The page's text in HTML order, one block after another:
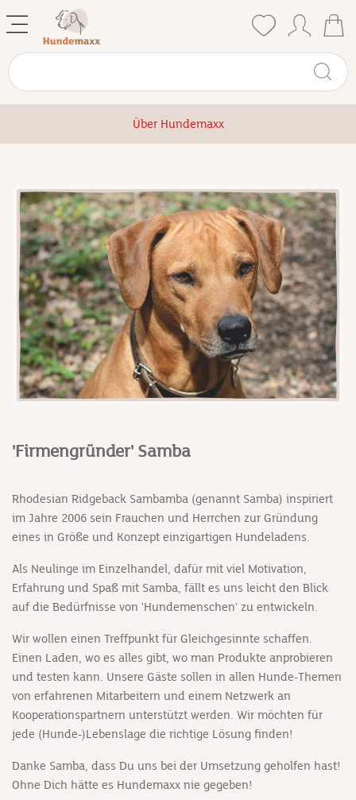
Über Hundemaxx
'Firmengründer' Samba
Rhodesian Ridgeback Sambamba (genannt Samba) inspiriert
im Jahre 2006 sein Frauchen und Herrchen zur Gründung
eines in Größe und Konzept einzigartigen Hundeladens.
Als Neulinge im Einzelhandel, dafür mit viel Motivation,
Erfahrung und Spaß mit Samba, fällt es uns leicht den Blick
auf die Bedürfnisse von 'Hundemenschen' zu entwickeln.
Wir wollen einen Treffpunkt für Gleichgesinnte schaffen.
Einen Laden, wo es alles gibt, wo man Produkte anprobieren
und testen kann. Unsere Gäste sollen in allen Hunde-Themen
von erfahrenen Mitarbeitern und einem Netzwerk an
Kooperationspartnern unterstützt werden. Wir möchten für
jede (Hunde-)Lebenslage die richtige Lösung finden!
Danke Samba, dass Du uns bei der Umsetzung geholfen hast!
Ohne Dich hätte es Hundemaxx nie gegeben!